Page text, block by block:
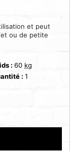
et peut
ou de petite
:60 kg
:1